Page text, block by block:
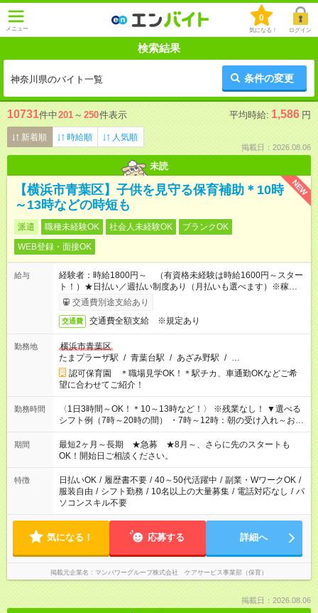
メニュー
0
気になる！ ログイン
検索結果
神奈川県のバイト一覧 条件の変更
10731件中201 ～ 250件表示 平均時給: 1,586 円
新着順 時給順 人気順
掲載日：2026.08.06
未読
NEW
【横浜市青葉区】子供を見守る保育補助＊10時
～13時などの時短も
派遣 職種未経験OK 社会人未経験OK
ブランクOK
WEB登録・面接OK
給与
経験者：時給1800円～ （有資格未経験は時給1600円～スター
ト！）★日払い／週払い制度あり（月払いも選べます）※稼働開
始時は手続き完了次第のお支払いとなります★フルタイムできる
方は100円アップ！
交通費別途支給あり
交通費 交通費全額支給 ※規定あり
勤務地
横浜市青葉区
たまプラーザ駅 / 青葉台駅 / あざみ野駅 / …
認可保育園 ＊職場見学OK！＊駅チカ、車通勤OKなどご希
望に合わせてご紹介！
勤務時間
〈1日3時間～OK！＊10～13時など！〉 ※残業なし！ ▼選べる
シフト例（7時～20時の間） ・7時～12時：朝の受け入れ～お昼
の準備 ・10時～13時：園児の見守り～お昼の補助 ・9時～16
時：帰りの会まで！子供の成長を見守る ・15時～20時：夜のお
迎えサポート
期間
最短2ヶ月～長期 ★急募 ★8月～、さらに先のスタートも
OK！開始日ご相談ください。
特徴 日払いOK / 履歴書不要 / 40～50代活躍中 / 副業・WワークOK /
服装自由 / シフト勤務 / 10名以上の大量募集 / 電話対応なし / パ
ソコンスキル不要
気になる！ 応募する 詳細へ
掲載元企業名 マンパワーグループ株式会社 ケアサービス事業部（保育）
掲載日：2026.08.06